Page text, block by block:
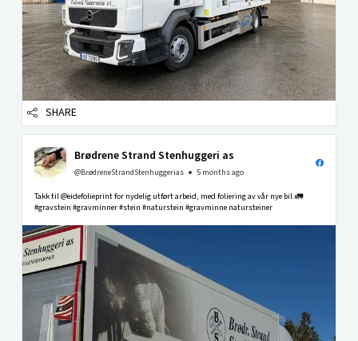
SHARE
Brødrene Strand Stenhuggeri as
@BrødreneStrandStenhuggerias 5 months ago
Takk til @eidefolieprint for nydelig utført arbeid, med foliering av vår nye bil.🚛
#gravstein #gravminner #stein #naturstein #gravminne natursteiner